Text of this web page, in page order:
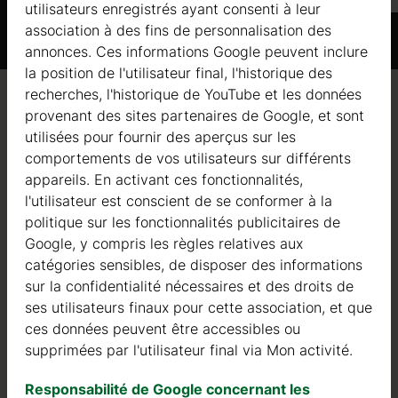
Qualité / garantie / conseil
Qualité
Nous sommes actifs dans le domaine de la fabrication
de structures en bois depuis 2004. Au cours de ces
années, nous avons sélectionné les meilleurs
fournisseurs de bois. Nous utilisons exclusivement du
sapin nordique à croissance lente provenant de forêts
certifiées FSC en Europe du Nord.
Le bois de sapin nordique se distingue par ses
utilisateurs enregistrés ayant consenti à leur
association à des fins de personnalisation des
annonces. Ces informations Google peuvent inclure
la position de l'utilisateur final, l'historique des
recherches, l'historique de YouTube et les données
provenant des sites partenaires de Google, et sont
utilisées pour fournir des aperçus sur les
comportements de vos utilisateurs sur différents
appareils. En activant ces fonctionnalités,
l'utilisateur est conscient de se conformer à la
politique sur les fonctionnalités publicitaires de
Google, y compris les règles relatives aux
catégories sensibles, de disposer des informations
sur la confidentialité nécessaires et des droits de
ses utilisateurs finaux pour cette association, et que
ces données peuvent être accessibles ou
supprimées par l'utilisateur final via Mon activité.
Responsabilité de Google concernant les